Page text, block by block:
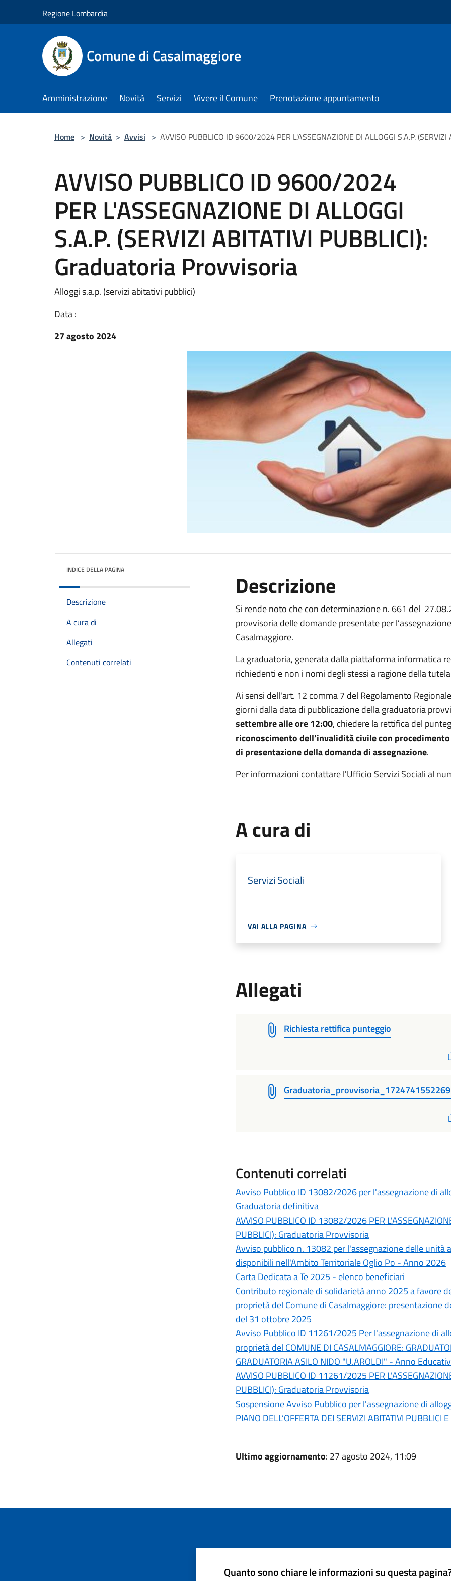
Regione Lombardia
Comune di Casalmaggiore
Amministrazione Novità Servizi Vivere il Comune Prenotazione appuntamento
Home > Novità > Avvisi > AVVISO PUBBLICO ID 9600/2024 PER L'ASSEGNAZIONE DI ALLOGGI S.A.P.
AVVISO PUBBLICO ID 9600/2024
PER L'ASSEGNAZIONE DI ALLOGGI
S.A.P. (SERVIZI ABITATIVI PUBBLICI):
Graduatoria Provvisoria
Alloggi s.a.p. (servizi abitativi pubblici)
Data :
27 agosto 2024
INDICE DELLA PAGINA
Descrizione
A cura di
Allegati
Contenuti correlati
Descrizione
Si rende noto che con determinazione n. 661 del
provvisoria delle domande presentate per
Casalmaggiore.
La graduatoria, generata dalla piattaforma informatica
richiedenti e non i nomi degli stessi a ragione della
Ai sensi dell'art. 12 comma 7 del Regolamento
giorni dalla data di pubblicazione della graduatoria
settembre alle ore 12:00, chiedere la rettifica del
riconoscimento dell’invalidità civile con
di presentazione della domanda di assegnazione.
Per informazioni contattare l'Ufficio Servizi Sociali al
A cura di
Servizi Sociali
VAI ALLA PAGINA
Allegati
Richiesta rettifica punteggio
Contenuti correlati
Avviso Pubblico ID 13082/2026 per l'assegnazione di
Graduatoria definitiva
AVVISO PUBBLICO ID 13082/2026 PER
PUBBLICI): Graduatoria Provvisoria
Avviso pubblico n. 13082 per l'assegnazione delle
disponibili nell'Ambito Territoriale Oglio Po - Anno 2026
Carta Dedicata a Te 2025 - elenco beneficiari
Contributo regionale di solidarietà anno 2025 a favore
proprietà del Comune di Casalmaggiore: presentazione
del 31 ottobre 2025
Avviso Pubblico ID 11261/2025 Per l'assegnazione di
proprietà del COMUNE DI CASALMAGGIORE:
GRADUATORIA ASILO NIDO "U.AROLDI" - Anno
AVVISO PUBBLICO ID 11261/2025 PER
PUBBLICI): Graduatoria Provvisoria
Sospensione Avviso Pubblico per l'assegnazione di
PIANO DELL’OFFERTA DEI SERVIZI ABITATIVI PUBBLICI
Ultimo aggiornamento: 27 agosto 2024, 11:09
Quanto sono chiare le informazioni su questa